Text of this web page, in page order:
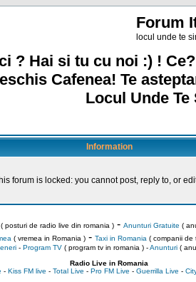
Forum
locul unde te
? Hai si tu cu noi :) !
Cafenea! Te
Locul Unde
Information
forum is locked: you cannot post, reply to, or
( posturi de radio live din romania )- Anunturi Gratuite (
( vremea in Romania )- Taxi in Romania ( companii de
- Program TV( program tv in romania )-Anunturi(
Radio Live in Romania
- Kiss FM live - Total Live - Pro FM Live - Guerrilla Live -